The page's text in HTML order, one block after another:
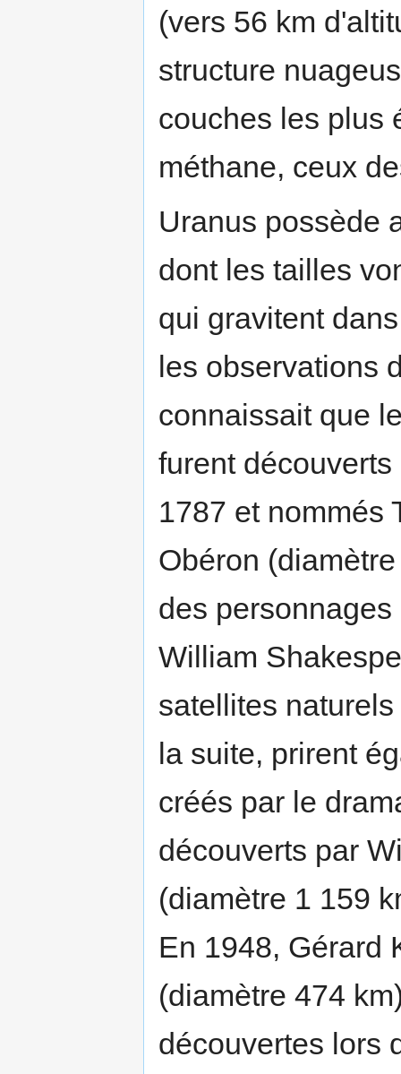
(vers 56 km
structure
couches les plus
méthane, ceux
Uranus possède
dont les tailles
qui gravitent
les observations
connaissait que
furent
1787 et nommés
Obéron
des personnages
William
satellites
la suite, prirent
créés par le
découverts par
(diamètre 1 159
En 1948, Gérard
(diamètre 474
découvertes lors